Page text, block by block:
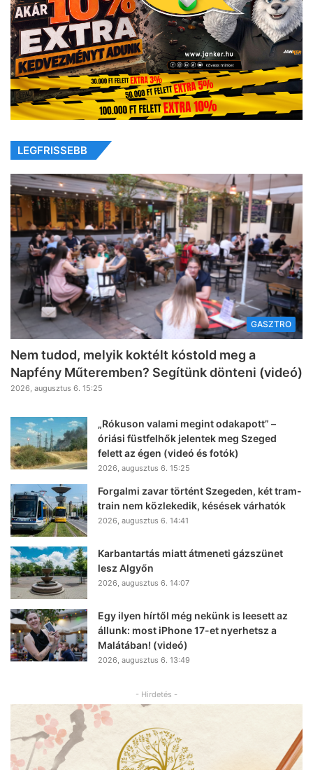
LEGFRISSEBB
GASZTRO
Nem tudod, melyik koktélt kóstold meg a
Napfény Műteremben? Segítünk dönteni (videó)
2026, augusztus 6. 15:25
„Rókuson valami megint odakapott” –
óriási füstfelhők jelentek meg Szeged
felett az égen (videó és fotók)
2026, augusztus 6. 15:25
Forgalmi zavar történt Szegeden, két tram-
train nem közlekedik, késések várhatók
2026, augusztus 6. 14:41
Karbantartás miatt átmeneti gázszünet
lesz Algyőn
2026, augusztus 6. 14:07
Egy ilyen hírtől még nekünk is leesett az
állunk: most iPhone 17-et nyerhetsz a
Malátában! (videó)
2026, augusztus 6. 13:49
- Hirdetés -